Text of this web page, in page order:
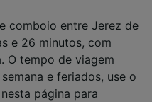
comboio entre Jerez de
e 26 minutos, com
O tempo de viagem
e feriados, use o
página para